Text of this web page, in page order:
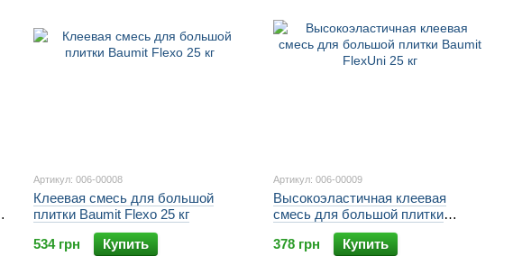
Артикул: 006-00008
Клеевая смесь для большой
плитки Baumit Flexo 25 кг
534 грн
Купить
Артикул: 006-00009
Высокоэластичная клеевая
смесь для большой плитки
Baumit FlexUni 25 кг
378 грн
Купить